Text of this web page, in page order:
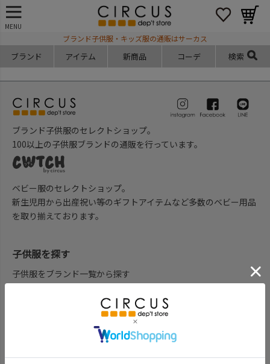
MENU
ブランド子供服・キッズ服の通販はサーカス
ブランド アイテム 新商品 コーデ 検索
ブランド子供服のセレクトショップ。
100以上の子供服ブランドの通販を行っています。
ベビー服のセレクトショップ。
新生児用から出産祝い等のギフトアイテムなど多数のベビー用品
を取り揃えております。
子供服を探す
子供服をブランド一覧から探す
ベビー服ギフト通販のCWTCH
セール